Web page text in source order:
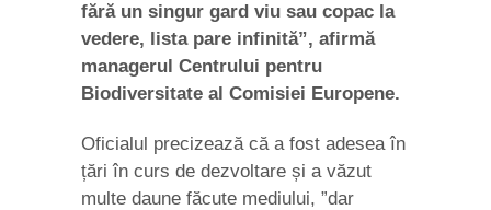
fără un singur gard viu sau copac la
vedere, lista pare infinită”, afirmă
managerul Centrului pentru
Biodiversitate al Comisiei Europene.
Oficialul precizează că a fost adesea în
țări în curs de dezvoltare și a văzut
multe daune făcute mediului, ”dar